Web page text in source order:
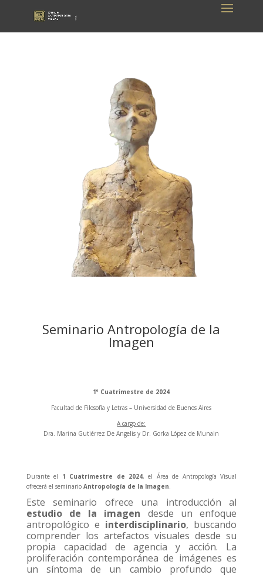
Seminario Antropología de la
Imagen
1º Cuatrimestre de 2024
Facultad de Filosofía y Letras – Universidad de Buenos Aires
A cargo de:
Dra. Marina Gutiérrez De Angelis y Dr. Gorka López de Munain
Durante el 1 Cuatrimestre de 2024, el Área de Antropología Visual
ofrecerá el seminario Antropología de la Imagen.
Este seminario ofrece una introducción al
estudio de la imagen desde un enfoque
antropológico e interdisciplinario, buscando
comprender los artefactos visuales desde su
propia capacidad de agencia y acción. La
proliferación contemporánea de imágenes es
un síntoma de un cambio profundo que